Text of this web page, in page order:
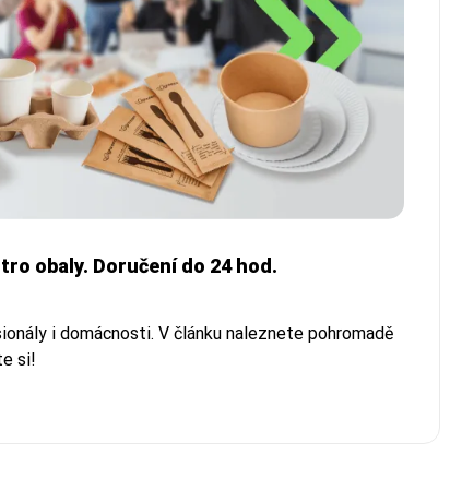
obaly. Doručení do 24 hod.
i domácnosti. V článku naleznete pohromadě
si!